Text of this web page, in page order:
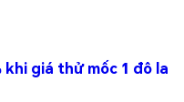
khi giá thử mốc 1 đô la